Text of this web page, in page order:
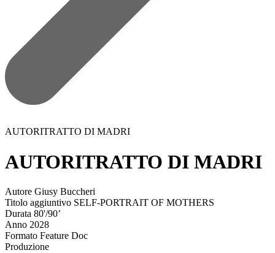
AUTORITRATTO DI MADRI
AUTORITRATTO DI MADRI
Autore Giusy Buccheri
Titolo aggiuntivo SELF-PORTRAIT OF MOTHERS
Durata 80'/90’
Anno 2028
Formato Feature Doc
Produzione